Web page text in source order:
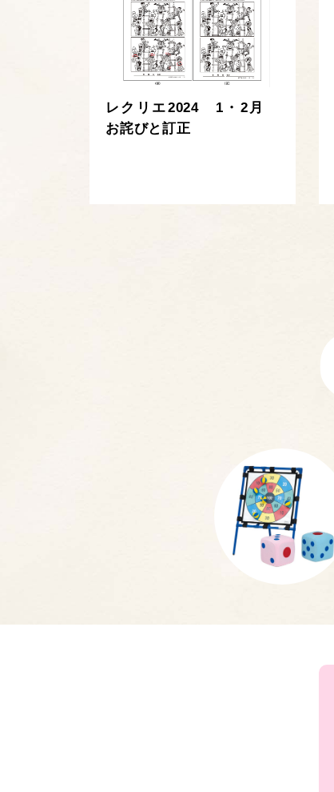
レクリエ2024 1・2月
お詫びと訂正